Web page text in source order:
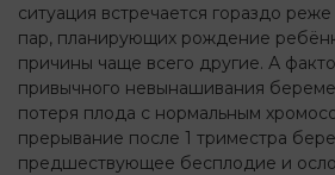
ситуация встречается гораздо
пар, планирующих рождение
причины чаще всего другие. А
привычного невынашивания
потеря плода с нормальным
прерывание после 1 триместра
предшествующее бесплодие и